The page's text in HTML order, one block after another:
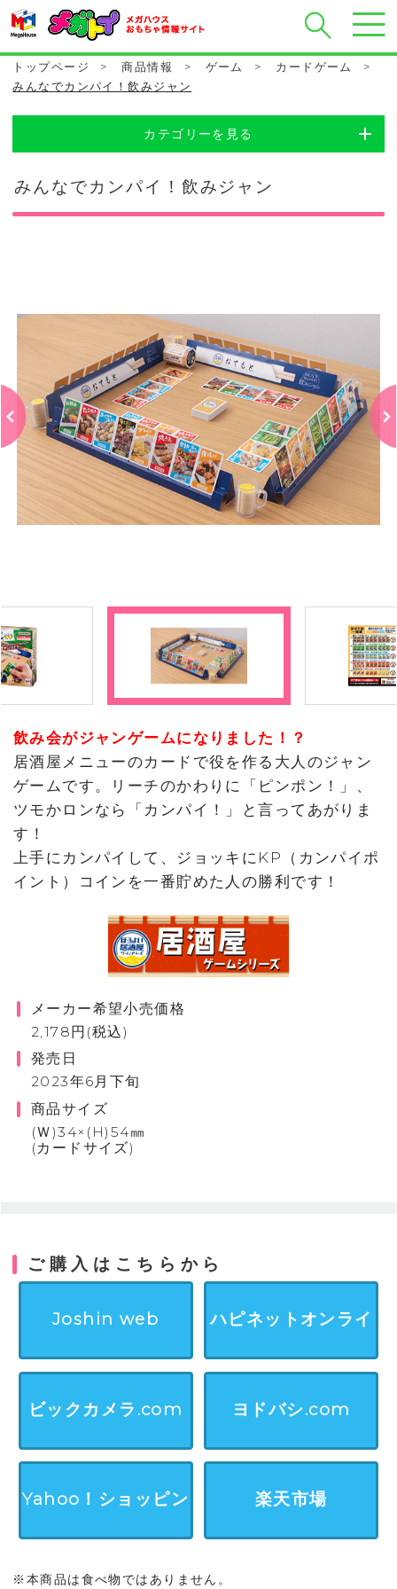
トップページ > 商品情報 > ゲーム > カードゲーム
>
みんなでカンパイ！飲みジャン
カテゴリーを見る
みんなでカンパイ！飲みジャン
飲み会がジャンゲームになりました！？
居酒屋メニューのカードで役を作る大人のジャン
ゲームです。リーチのかわりに「ピンポン！」、
ツモかロンなら「カンパイ！」と言ってあがりま
す！
上手にカンパイして、ジョッキにKP（カンパイポ
イント）コインを一番貯めた人の勝利です！
メーカー希望小売価格
2,178円(税込)
発売日
2023年6月下旬
商品サイズ
(Ｗ)34×(H)54㎜
(カードサイズ)
ご購入はこちらから
Joshin web ハピネットオンライ
ビックカメラ.com
ヨドバシ.com
Yahoo！ショッピン
グ
楽天市場
※本商品は食べ物ではありません。